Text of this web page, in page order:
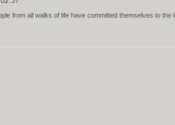
from all walks of life have committed themselves to the